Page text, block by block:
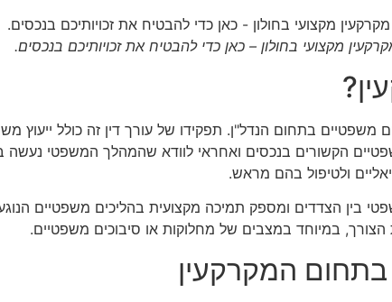
מקצועי בחולון – כאן כדי להבטיח את זכויותיכם בנכסים.
בתחום הנדל"ן. תפקידו של עורך דין זה כולל ייעוץ
הקשורים בנכסים ואחראי לוודא שהמהלך המשפטי נעשה
ולטיפול בהם מראש.
בין הצדדים ומספק תמיכה מקצועית בהליכים משפטיים
במיוחד במצבים של מחלוקות או סיבוכים משפטיים.
בתחום המקרקעין